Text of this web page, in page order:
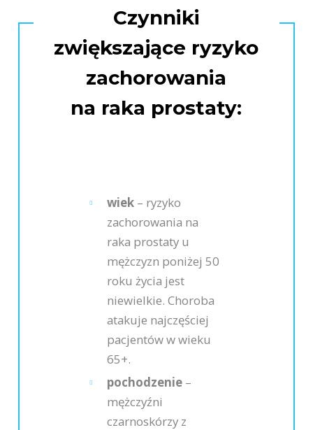
Czynniki
zwiększające ryzyko
zachorowania
na raka prostaty:
wiek – ryzyko
zachorowania na
raka prostaty u
mężczyzn poniżej 50
roku życia jest
niewielkie. Choroba
atakuje najczęściej
pacjentów w wieku
65+.
pochodzenie –
mężczyźni
czarnoskórzy z